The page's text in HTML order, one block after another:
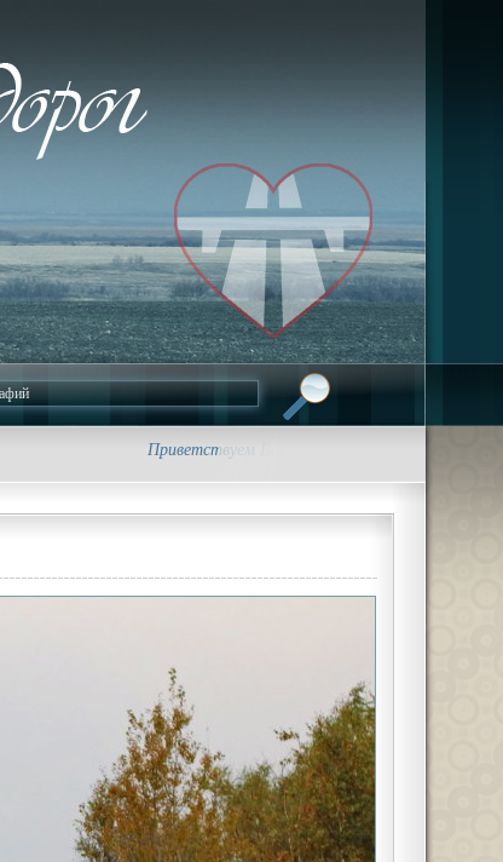
Приветствуем Вас на сайте foto-dorog.ru. •